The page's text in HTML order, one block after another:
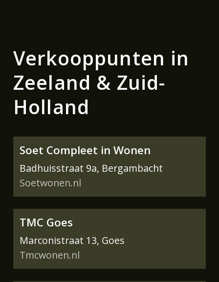
Verkooppunten in
Zeeland & Zuid-
Holland
Soet Compleet in Wonen
Badhuisstraat 9a, Bergambacht
Soetwonen.nl
TMC Goes
Marconistraat 13, Goes
Tmcwonen.nl